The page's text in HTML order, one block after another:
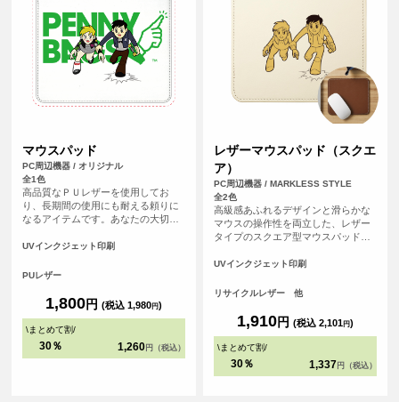
マウスパッド
PC周辺機器 / オリジナル
全1色
高品質なＰＵレザーを使用してお
り、長期間の使用にも耐える頼りに
なるアイテムです。あなたの大切な
することで、パソコン周りが一気に
UVインクジェット印刷
PUレザー
1,800円 (税込 1,980円)
\まとめて割/
30％ 1,260 円（税込）
レザーマウスパッド（スクエ
ア）
PC周辺機器 / MARKLESS STYLE
全2色
高級感あふれるデザインと滑らかな
マウスの操作性を両立した、レザー
タイプのスクエア型マウスパッドで
革くずを繊維状に加工し、樹脂と混
ルレザー素材を使用しています。
念品としてもおすすめのアイテムで
UVインクジェット印刷
リサイクルレザー 他
1,910円 (税込 2,101円)
\まとめて割/
30％ 1,337 円（税込）